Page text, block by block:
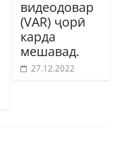
видеодовар
(VAR) ҷорӣ
карда
мешавад.
27.12.2022